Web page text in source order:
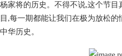
杨家将的历史。不得不说,这个节
目,每一期都能让我们在极为放松
中华历史。